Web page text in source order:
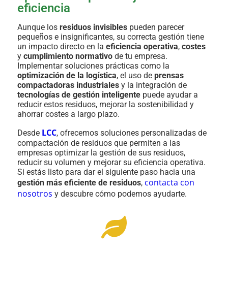
eficiencia
Aunque los residuos invisibles pueden parecer
pequeños e insignificantes, su correcta gestión tiene
un impacto directo en la eficiencia operativa, costes
y cumplimiento normativo de tu empresa.
Implementar soluciones prácticas como la
optimización de la logística, el uso de prensas
compactadoras industriales y la integración de
tecnologías de gestión inteligente puede ayudar a
reducir estos residuos, mejorar la sostenibilidad y
ahorrar costes a largo plazo.
Desde LCC, ofrecemos soluciones personalizadas de
compactación de residuos que permiten a las
empresas optimizar la gestión de sus residuos,
reducir su volumen y mejorar su eficiencia operativa.
Si estás listo para dar el siguiente paso hacia una
gestión más eficiente de residuos, contacta con
nosotros y descubre cómo podemos ayudarte.